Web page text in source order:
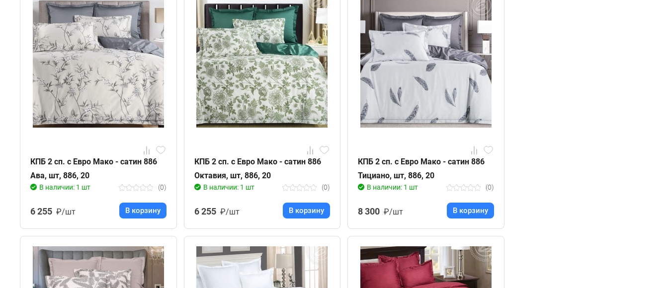
КПБ 2 сп. с Евро Мако - сатин 886
Ава, шт, 886, 20
В наличии: 1 шт (0)
6 255 ₽/шт В корзину
КПБ 2 сп. с Евро Мако - сатин 886
Октавия, шт, 886, 20
В наличии: 1 шт (0)
6 255 ₽/шт В корзину
КПБ 2 сп. с Евро Мако - сатин 886
Тициано, шт, 886, 20
В наличии: 1 шт (0)
8 300 ₽/шт В корзину